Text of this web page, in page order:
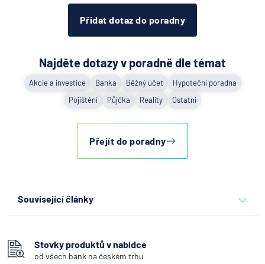
Přidat dotaz do poradny
Najděte dotazy v poradně dle témat
Akcie a investice Banka Běžný účet
Hypoteční poradna
Pojištění
Půjčka Reality Ostatní
Přejít do poradny
Související články
7.8.2026
Stovky produktů v nabídce
od všech bank na českém trhu